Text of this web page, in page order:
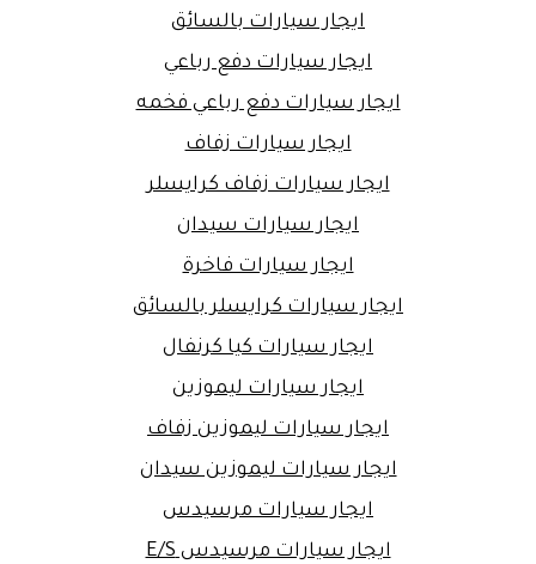
ايجار سيارات بالسائق
ايجار سيارات دفع رباعي
ايجار سيارات دفع رباعي فخمه
ايجار سيارات زفاف
ايجار سيارات زفاف كرايسلر
ايجار سيارات سيدان
ايجار سيارات فاخرة
ايجار سيارات كرايسلر بالسائق
ايجار سيارات كيا كرنفال
ايجار سيارات ليموزين
ايجار سيارات ليموزين زفاف
ايجار سيارات ليموزين سيدان
ايجار سيارات مرسيدس
ايجار سيارات مرسيدس E/S